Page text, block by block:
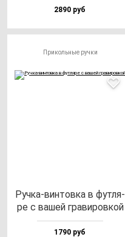
2890 руб
Прикольные ручки
Руч­ка-вин­тов­ка в фут­ля­
ре с ва­шей гра­ви­ров­кой
1790 руб